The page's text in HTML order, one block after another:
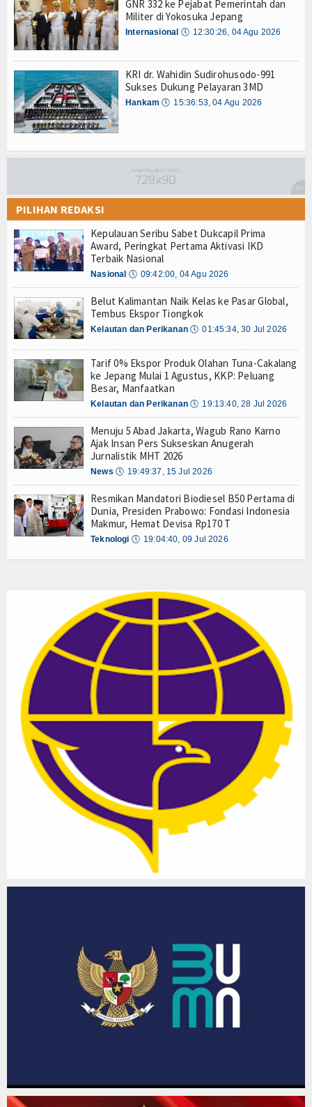
GNR 332 ke Pejabat Pemerintah dan
Militer di Yokosuka Jepang
Internasional 🕔 12:30:26, 04 Agu 2026
KRI dr. Wahidin Sudirohusodo-991
Sukses Dukung Pelayaran 3MD
Hankam 🕔 15:36:53, 04 Agu 2026
PILIHAN REDAKSI
Kepulauan Seribu Sabet Dukcapil Prima
Award, Peringkat Pertama Aktivasi IKD
Terbaik Nasional
Nasional 🕔 09:42:00, 04 Agu 2026
Belut Kalimantan Naik Kelas ke Pasar Global,
Tembus Ekspor Tiongkok
Kelautan dan Perikanan 🕔 01:45:34, 30 Jul 2026
Tarif 0% Ekspor Produk Olahan Tuna-Cakalang
ke Jepang Mulai 1 Agustus, KKP: Peluang
Besar, Manfaatkan
Kelautan dan Perikanan 🕔 19:13:40, 28 Jul 2026
Menuju 5 Abad Jakarta, Wagub Rano Karno
Ajak Insan Pers Sukseskan Anugerah
Jurnalistik MHT 2026
News 🕔 19:49:37, 15 Jul 2026
Resmikan Mandatori Biodiesel B50 Pertama di
Dunia, Presiden Prabowo: Fondasi Indonesia
Makmur, Hemat Devisa Rp170 T
Teknologi 🕔 19:04:40, 09 Jul 2026